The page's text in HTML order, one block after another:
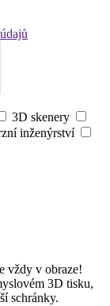
3D skenery
inženýrství
vždy v obraze!
3D tisku,
schránky.